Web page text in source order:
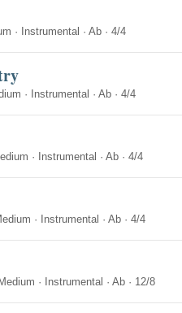
· Instrumental · Ab · 4/4
· Instrumental · Ab · 4/4
· Instrumental · Ab · 4/4
· Instrumental · Ab · 4/4
Medium · Instrumental · Ab · 12/8